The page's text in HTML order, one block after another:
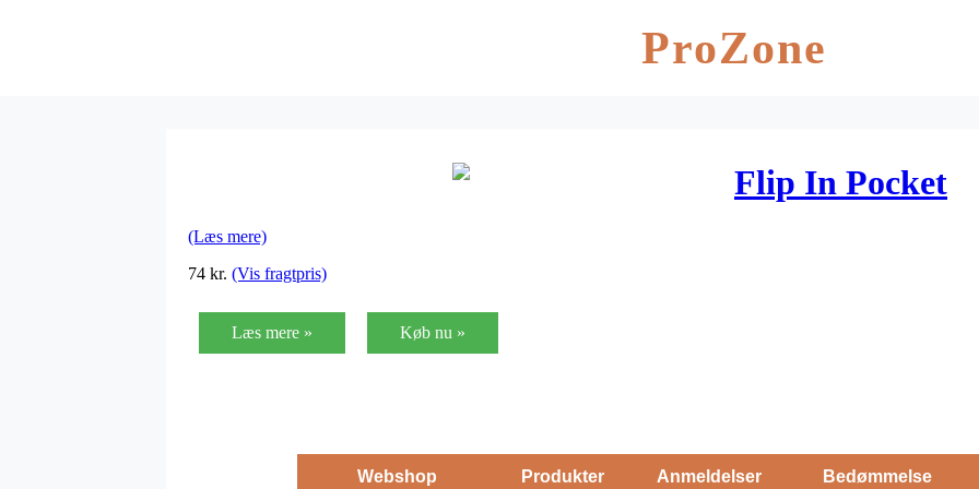
ProZone
Flip In Pocket
(Læs mere)
74 kr. (Vis fragtpris)
Læs mere » Køb nu »
Webshop Produkter Anmeldelser Bedømmelse